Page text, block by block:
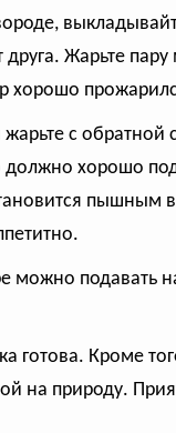
друга. Жарьте
хорошо
с обратной
хорошо
пышным
можно подавать
готова. Кроме
на природу.